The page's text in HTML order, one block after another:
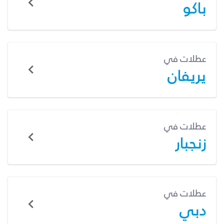
باكو
عطلات في
يريفان
عطلات في
زنجبار
عطلات في
دبي